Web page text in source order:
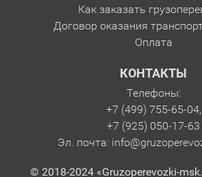
Как заказать
Договор оказания
Оплата
КОНТАКТЫ
Телефоны:
+7 (499) 755-65-04,
+7 (925) 050-17-63
Эл. почта:
© 2018-2024 «Gruzoperevozki-